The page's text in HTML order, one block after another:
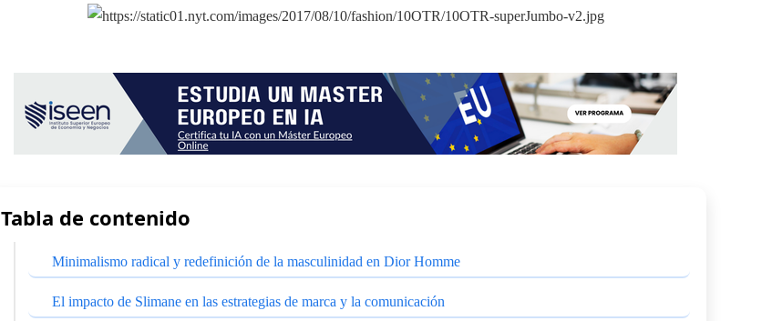
Tabla de contenido
Minimalismo radical y redefinición de la masculinidad en Dior Homme
El impacto de Slimane en las estrategias de marca y la comunicación